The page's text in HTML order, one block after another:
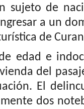
sujeto de
a un
de
edad e
del
El
dos